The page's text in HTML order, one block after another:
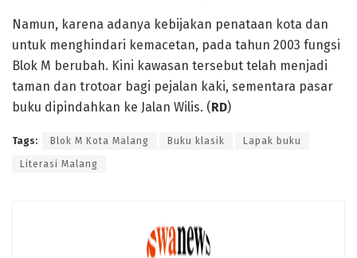
Namun, karena adanya kebijakan penataan kota dan
untuk menghindari kemacetan, pada tahun 2003 fungsi
Blok M berubah. Kini kawasan tersebut telah menjadi
taman dan trotoar bagi pejalan kaki, sementara pasar
buku dipindahkan ke Jalan Wilis. (RD)
Tags: Blok M Kota Malang Buku klasik Lapak buku
Literasi Malang